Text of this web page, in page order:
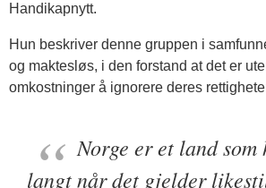
Handikapnytt.
Hun beskriver denne gruppen i
og maktesløs, i den forstand at det er
omkostninger å ignorere deres
Norge er et land som
langt når det gjelder